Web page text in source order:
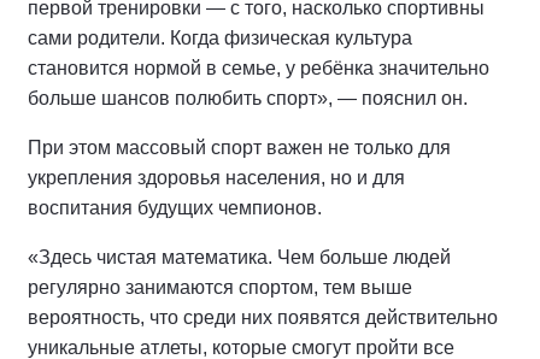
первой тренировки — с того, насколько спортивны
сами родители. Когда физическая культура
становится нормой в семье, у ребёнка значительно
больше шансов полюбить спорт», — пояснил он.
При этом массовый спорт важен не только для
укрепления здоровья населения, но и для
воспитания будущих чемпионов.
«Здесь чистая математика. Чем больше людей
регулярно занимаются спортом, тем выше
вероятность, что среди них появятся действительно
уникальные атлеты, которые смогут пройти все